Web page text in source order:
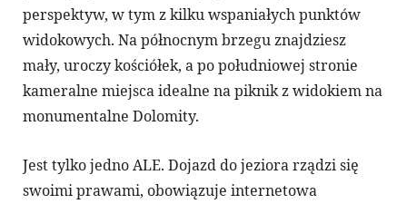
perspektyw, w tym z kilku wspaniałych punktów
widokowych. Na północnym brzegu znajdziesz
mały, uroczy kościółek, a po południowej stronie
kameralne miejsca idealne na piknik z widokiem na
monumentalne Dolomity.
Jest tylko jedno ALE. Dojazd do jeziora rządzi się
swoimi prawami, obowiązuje internetowa